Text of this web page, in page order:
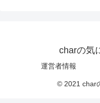
charの気
運営者情報
© 2021 char